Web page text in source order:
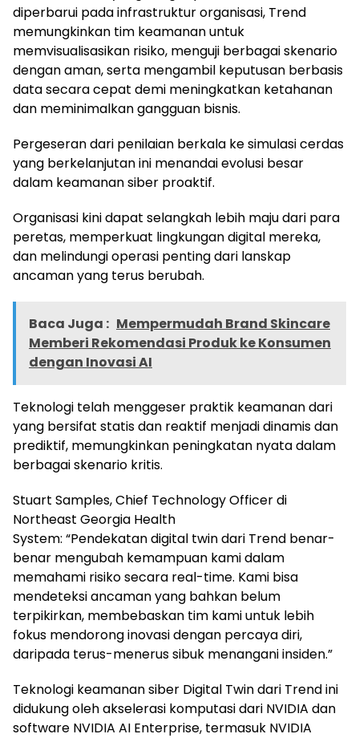
diperbarui pada infrastruktur organisasi, Trend
memungkinkan tim keamanan untuk
memvisualisasikan risiko, menguji berbagai skenario
dengan aman, serta mengambil keputusan berbasis
data secara cepat demi meningkatkan ketahanan
dan meminimalkan gangguan bisnis.
Pergeseran dari penilaian berkala ke simulasi cerdas
yang berkelanjutan ini menandai evolusi besar
dalam keamanan siber proaktif.
Organisasi kini dapat selangkah lebih maju dari para
peretas, memperkuat lingkungan digital mereka,
dan melindungi operasi penting dari lanskap
ancaman yang terus berubah.
Baca Juga : Mempermudah Brand Skincare
Memberi Rekomendasi Produk ke Konsumen
dengan Inovasi AI
Teknologi telah menggeser praktik keamanan dari
yang bersifat statis dan reaktif menjadi dinamis dan
prediktif, memungkinkan peningkatan nyata dalam
berbagai skenario kritis.
Stuart Samples, Chief Technology Officer di
Northeast Georgia Health
System: “Pendekatan digital twin dari Trend benar-
benar mengubah kemampuan kami dalam
memahami risiko secara real-time. Kami bisa
mendeteksi ancaman yang bahkan belum
terpikirkan, membebaskan tim kami untuk lebih
fokus mendorong inovasi dengan percaya diri,
daripada terus-menerus sibuk menangani insiden.”
Teknologi keamanan siber Digital Twin dari Trend ini
didukung oleh akselerasi komputasi dari NVIDIA dan
software NVIDIA AI Enterprise, termasuk NVIDIA